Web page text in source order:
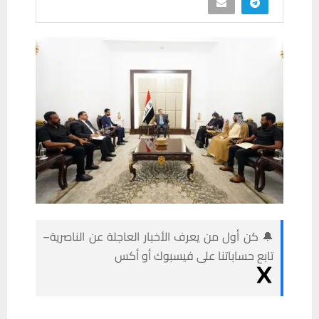
🔔 كن أول من يعرف الأخبار العاجلة عن الناصرية–
تابع حساباتنا على فيسبوك أو أكس